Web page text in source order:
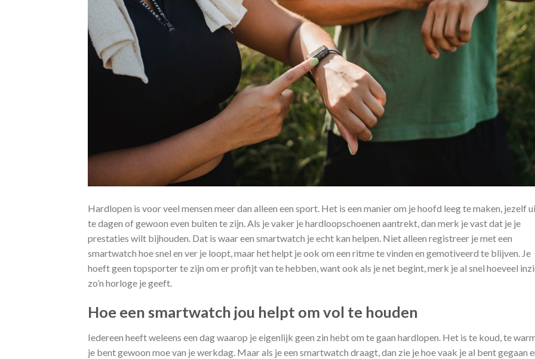
Hardlopen is voor veel mensen meer dan alleen een sport. Het is een manier om je hoofd leeg te maken, jezelf
te dagen of gewoon even buiten te zijn. Als je vaker je hardloopschoenen aantrekt, dan merk je vast dat je je
prestaties wilt bijhouden. Dat is waar een smartwatch je echt kan helpen. Niet alleen registreer je met een
smartwatch hoe snel en ver je loopt, maar het helpt je ook om een ritme te vinden en gemotiveerd te blijven. Je
hoeft geen topsporter te zijn om er profijt van te hebben, want ook als je net begint, merk je al snel hoeveel
zo’n horloge je geeft.
Hoe een smartwatch jou helpt om vol te houden
Iedereen heeft weleens een dag waarop je eigenlijk geen zin hebt om te gaan hardlopen. Het is te koud, te
je bent gewoon moe van je werkdag. Maar als je een smartwatch draagt, dan zie je hoe vaak je al bent gegaan